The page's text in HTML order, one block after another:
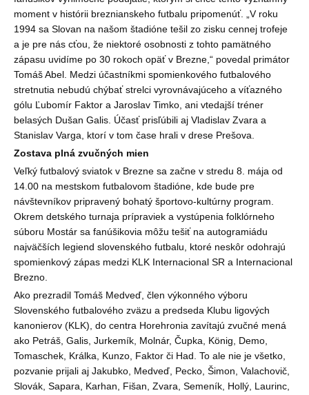
moment v histórii breznianskeho futbalu pripomenúť. „V roku
1994 sa Slovan na našom štadióne tešil zo zisku cennej trofeje
a je pre nás cťou, že niektoré osobnosti z tohto pamätného
zápasu uvidíme po 30 rokoch opäť v Brezne,“ povedal primátor
Tomáš Abel. Medzi účastníkmi spomienkového futbalového
stretnutia nebudú chýbať strelci vyrovnávajúceho a víťazného
gólu Ľubomír Faktor a Jaroslav Timko, ani vtedajší tréner
belasých Dušan Galis. Účasť prisľúbili aj Vladislav Zvara a
Stanislav Varga, ktorí v tom čase hrali v drese Prešova.
Zostava plná zvučných mien
Veľký futbalový sviatok v Brezne sa začne v stredu 8. mája od
14.00 na mestskom futbalovom štadióne, kde bude pre
návštevníkov pripravený bohatý športovo-kultúrny program.
Okrem detského turnaja prípraviek a vystúpenia folklórneho
súboru Mostár sa fanúšikovia môžu tešiť na autogramiádu
najväčších legiend slovenského futbalu, ktoré neskôr odohrajú
spomienkový zápas medzi KLK Internacional SR a Internacional
Brezno.
Ako prezradil Tomáš Medveď, člen výkonného výboru
Slovenského futbalového zväzu a predseda Klubu ligových
kanonierov (KLK), do centra Horehronia zavítajú zvučné mená
ako Petráš, Galis, Jurkemík, Molnár, Čupka, König, Demo,
Tomaschek, Králka, Kunzo, Faktor či Had. To ale nie je všetko,
pozvanie prijali aj Jakubko, Medveď, Pecko, Šimon, Valachovič,
Slovák, Sapara, Karhan, Fišan, Zvara, Semeník, Hollý, Laurinc,